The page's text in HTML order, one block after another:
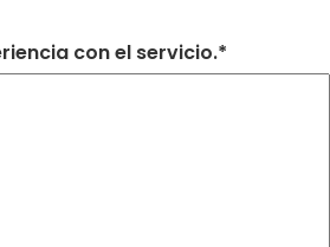
con el servicio.*